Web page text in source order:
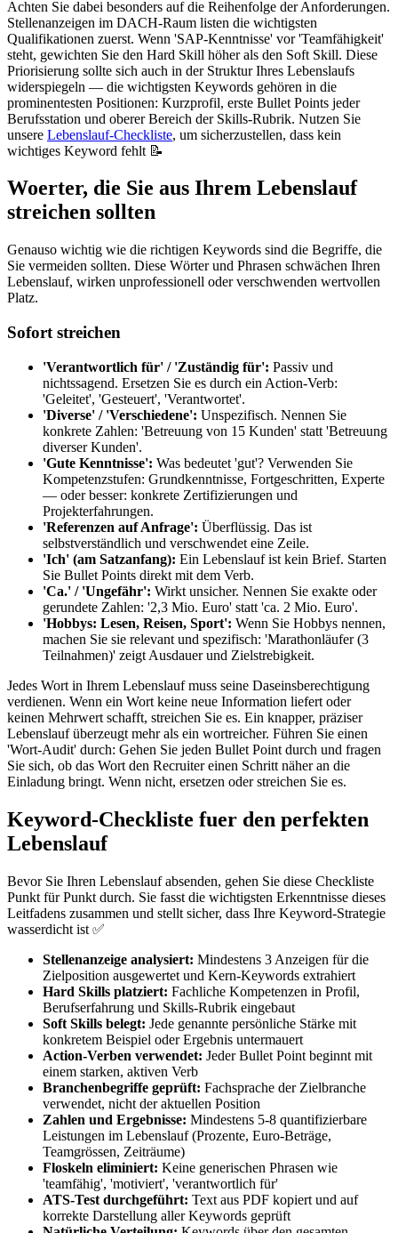
Achten Sie dabei besonders auf die Reihenfolge der Anforderungen.
Stellenanzeigen im DACH-Raum listen die wichtigsten
Qualifikationen zuerst. Wenn 'SAP-Kenntnisse' vor 'Teamfähigkeit'
steht, gewichten Sie den Hard Skill höher als den Soft Skill. Diese
Priorisierung sollte sich auch in der Struktur Ihres Lebenslaufs
widerspiegeln — die wichtigsten Keywords gehören in die
prominentesten Positionen: Kurzprofil, erste Bullet Points jeder
Berufsstation und oberer Bereich der Skills-Rubrik. Nutzen Sie
unsere Lebenslauf-Checkliste, um sicherzustellen, dass kein
wichtiges Keyword fehlt 📝
Woerter, die Sie aus Ihrem Lebenslauf
streichen sollten
Genauso wichtig wie die richtigen Keywords sind die Begriffe, die
Sie vermeiden sollten. Diese Wörter und Phrasen schwächen Ihren
Lebenslauf, wirken unprofessionell oder verschwenden wertvollen
Platz.
Sofort streichen
'Verantwortlich für' / 'Zuständig für': Passiv und
nichtssagend. Ersetzen Sie es durch ein Action-Verb:
'Geleitet', 'Gesteuert', 'Verantwortet'.
'Diverse' / 'Verschiedene': Unspezifisch. Nennen Sie
konkrete Zahlen: 'Betreuung von 15 Kunden' statt 'Betreuung
diverser Kunden'.
'Gute Kenntnisse': Was bedeutet 'gut'? Verwenden Sie
Kompetenzstufen: Grundkenntnisse, Fortgeschritten, Experte
— oder besser: konkrete Zertifizierungen und
Projekterfahrungen.
'Referenzen auf Anfrage': Überflüssig. Das ist
selbstverständlich und verschwendet eine Zeile.
'Ich' (am Satzanfang): Ein Lebenslauf ist kein Brief. Starten
Sie Bullet Points direkt mit dem Verb.
'Ca.' / 'Ungefähr': Wirkt unsicher. Nennen Sie exakte oder
gerundete Zahlen: '2,3 Mio. Euro' statt 'ca. 2 Mio. Euro'.
'Hobbys: Lesen, Reisen, Sport': Wenn Sie Hobbys nennen,
machen Sie sie relevant und spezifisch: 'Marathonläufer (3
Teilnahmen)' zeigt Ausdauer und Zielstrebigkeit.
Jedes Wort in Ihrem Lebenslauf muss seine Daseinsberechtigung
verdienen. Wenn ein Wort keine neue Information liefert oder
keinen Mehrwert schafft, streichen Sie es. Ein knapper, präziser
Lebenslauf überzeugt mehr als ein wortreicher. Führen Sie einen
'Wort-Audit' durch: Gehen Sie jeden Bullet Point durch und fragen
Sie sich, ob das Wort den Recruiter einen Schritt näher an die
Einladung bringt. Wenn nicht, ersetzen oder streichen Sie es.
Keyword-Checkliste fuer den perfekten
Lebenslauf
Bevor Sie Ihren Lebenslauf absenden, gehen Sie diese Checkliste
Punkt für Punkt durch. Sie fasst die wichtigsten Erkenntnisse dieses
Leitfadens zusammen und stellt sicher, dass Ihre Keyword-Strategie
wasserdicht ist ✅
Stellenanzeige analysiert: Mindestens 3 Anzeigen für die
Zielposition ausgewertet und Kern-Keywords extrahiert
Hard Skills platziert: Fachliche Kompetenzen in Profil,
Berufserfahrung und Skills-Rubrik eingebaut
Soft Skills belegt: Jede genannte persönliche Stärke mit
konkretem Beispiel oder Ergebnis untermauert
Action-Verben verwendet: Jeder Bullet Point beginnt mit
einem starken, aktiven Verb
Branchenbegriffe geprüft: Fachsprache der Zielbranche
verwendet, nicht der aktuellen Position
Zahlen und Ergebnisse: Mindestens 5-8 quantifizierbare
Leistungen im Lebenslauf (Prozente, Euro-Beträge,
Teamgrössen, Zeiträume)
Floskeln eliminiert: Keine generischen Phrasen wie
'teamfähig', 'motiviert', 'verantwortlich für'
ATS-Test durchgeführt: Text aus PDF kopiert und auf
korrekte Darstellung aller Keywords geprüft